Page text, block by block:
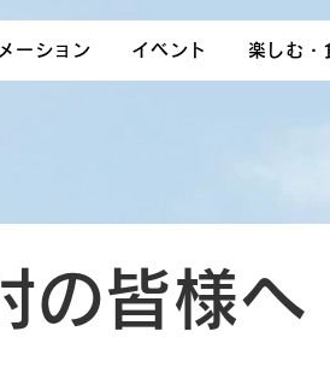
ーション イベント 楽しむ・
の皆様へ